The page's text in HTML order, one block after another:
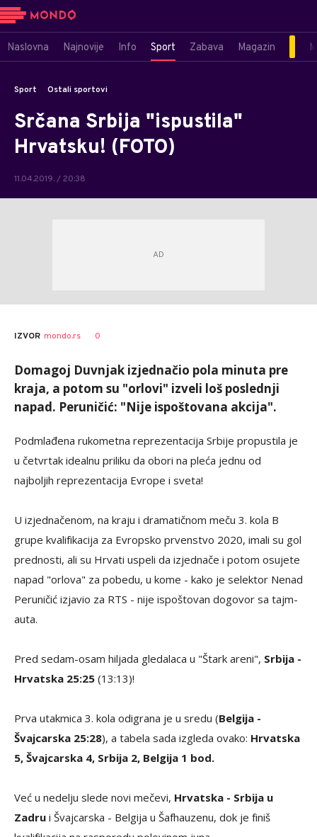
Naslovna Najnovije Info Sport Zabava Magazin
Sport Ostali sportovi
Srčana Srbija "ispustila"
Hrvatsku! (FOTO)
11.04.2019. / 20:38
IZVOR mondo.rs 0
Domagoj Duvnjak izjednačio pola minuta pre
kraja, a potom su "orlovi" izveli loš poslednji
napad. Peruničić: "Nije ispoštovana akcija".
Podmlađena rukometna reprezentacija Srbije propustila je
u četvrtak idealnu priliku da obori na pleća jednu od
najboljih reprezentacija Evrope i sveta!
U izjednačenom, na kraju i dramatičnom meču 3. kola B
grupe kvalifikacija za Evropsko prvenstvo 2020, imali su gol
prednosti, ali su Hrvati uspeli da izjednače i potom osujete
napad "orlova" za pobedu, u kome - kako je selektor Nenad
Peruničić izjavio za RTS - nije ispoštovan dogovor sa tajm-
auta.
Pred sedam-osam hiljada gledalaca u "Štark areni", Srbija -
Hrvatska 25:25 (13:13)!
Prva utakmica 3. kola odigrana je u sredu (Belgija -
Švajcarska 25:28), a tabela sada izgleda ovako: Hrvatska
5, Švajcarska 4, Srbija 2, Belgija 1 bod.
Već u nedelju slede novi mečevi, Hrvatska - Srbija u
Zadru i Švajcarska - Belgija u Šafhauzenu, dok je finiš